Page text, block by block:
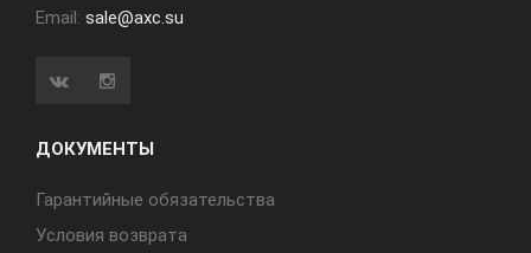
Email: sale@axc.su
ДОКУМЕНТЫ
Гарантийные обязательства
Условия возврата